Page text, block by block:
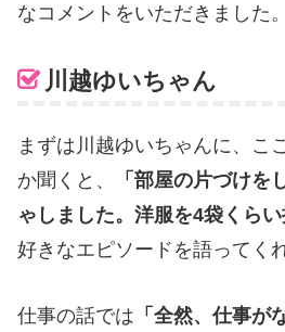
なコメントをいただきました。
川越ゆいちゃん
まずは川越ゆいちゃんに、こ
か聞くと、
「部屋の片づけを
ゃしました。洋服を4袋くらい
好きなエピソードを語ってく
仕事の話では 「全然、仕事が